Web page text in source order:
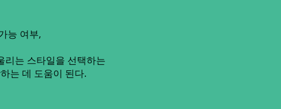
능 여부,
리는 스타일을 선택하는
는 데 도움이 된다.